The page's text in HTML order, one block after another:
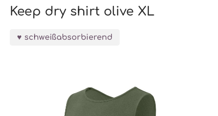
Keep dry shirt olive XL
schweißabsorbierend